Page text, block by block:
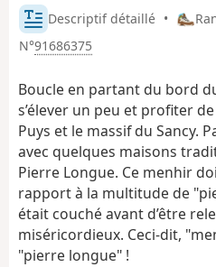
Descriptif détaillé •
N°91686375
Boucle en partant du bord
s’élever un peu et profiter
Puys et le massif du Sancy.
avec quelques maisons
Pierre Longue. Ce menhir
rapport à la multitude de
était couché avant d’être
miséricordieux. Ceci-dit,
"pierre longue" !